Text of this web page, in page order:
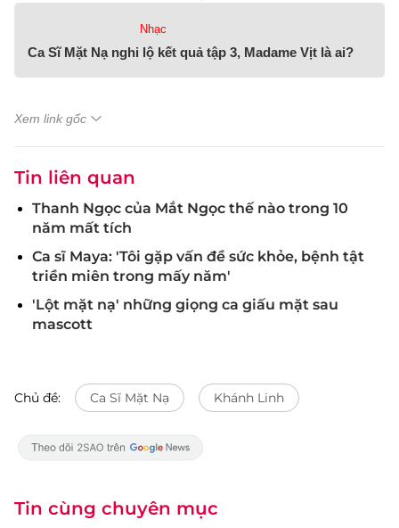
Nhạc
Ca Sĩ Mặt Nạ nghi lộ kết quả tập 3, Madame Vịt là ai?
Xem link gốc
Tin liên quan
Thanh Ngọc của Mắt Ngọc thế nào trong 10
năm mất tích
Ca sĩ Maya: 'Tôi gặp vấn đề sức khỏe, bệnh tật
triền miên trong mấy năm'
'Lột mặt nạ' những giọng ca giấu mặt sau
mascott
Chủ đề: Ca Sĩ Mặt Nạ Khánh Linh
Tin cùng chuyên mục